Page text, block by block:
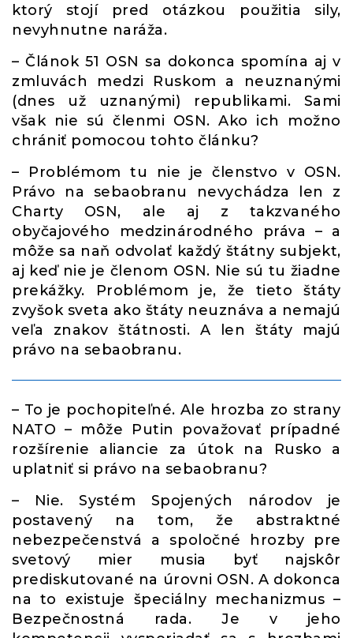
ktorý stojí pred otázkou použitia sily,
nevyhnutne naráža.
– Článok 51 OSN sa dokonca spomína aj v
zmluvách medzi Ruskom a neuznanými
(dnes už uznanými) republikami. Sami
však nie sú členmi OSN. Ako ich možno
chrániť pomocou tohto článku?
– Problémom tu nie je členstvo v OSN.
Právo na sebaobranu nevychádza len z
Charty OSN, ale aj z takzvaného
obyčajového medzinárodného práva – a
môže sa naň odvolať každý štátny subjekt,
aj keď nie je členom OSN. Nie sú tu žiadne
prekážky. Problémom je, že tieto štáty
zvyšok sveta ako štáty neuznáva a nemajú
veľa znakov štátnosti. A len štáty majú
právo na sebaobranu.
– To je pochopiteľné. Ale hrozba zo strany
NATO – môže Putin považovať prípadné
rozšírenie aliancie za útok na Rusko a
uplatniť si právo na sebaobranu?
– Nie. Systém Spojených národov je
postavený na tom, že abstraktné
nebezpečenstvá a spoločné hrozby pre
svetový mier musia byť najskôr
prediskutované na úrovni OSN. A dokonca
na to existuje špeciálny mechanizmus –
Bezpečnostná rada. Je v jeho